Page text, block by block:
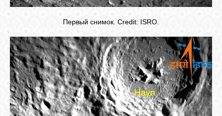
Первый снимок. Credit: ISRO.